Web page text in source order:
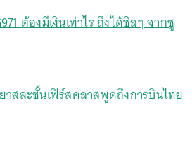
ต้องมีเงินเท่าไร ถึงได้ชิลๆ จากซู
สละชั้นเฟิร์สคลาสพูดถึงการบินไทย